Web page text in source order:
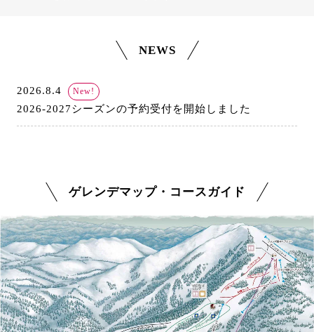
NEWS
2026.8.4 New!
2026-2027シーズンの予約受付を開始しました
ゲレンデマップ・コースガイド